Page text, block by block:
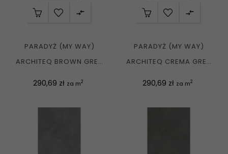

PARADYŻ (MY WAY)
ARCHITEQ BROWN GRES
Cena
290,69 zł za m2

PARADYŻ (MY WAY)
ARCHITEQ CREMA GRES
Cena
290,69 zł za m2